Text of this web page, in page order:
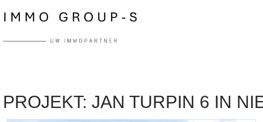
PROJEKT: JAN TURPIN 6 IN